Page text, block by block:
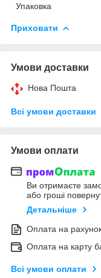
Упаковка
Приховати
Умови доставки
Нова Пошта
Всі умови доставки
Умови оплати
Ви отримаєте
або гроші
Детальніше
Оплата на
Оплата на карту
Всі умови оплати